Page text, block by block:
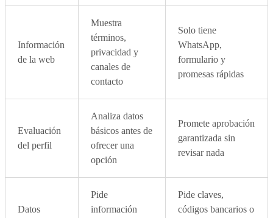
Información
de la web
Muestra
términos,
privacidad y
canales de
contacto
Solo tiene
WhatsApp,
formulario y
promesas rápidas
Evaluación
del perfil
Analiza datos
básicos antes de
ofrecer una
opción
Promete aprobación
garantizada sin
revisar nada
Datos
Pide
información
Pide claves,
códigos bancarios o